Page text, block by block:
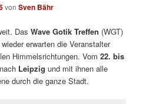
vonSven Bähr
DasWave Gotik Treffen (WGT)
erwarten die Veranstalter
Himmelsrichtungen. Vom22. bis
Leipzig und mit ihnen alle
durch die ganze Stadt.